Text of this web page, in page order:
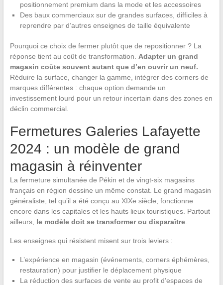
positionnement premium dans la mode et les accessoires
Des baux commerciaux sur de grandes surfaces, difficiles à
reprendre par d’autres enseignes de taille équivalente
Pourquoi ce choix de fermer plutôt que de repositionner ? La
réponse tient au coût de transformation. Adapter un grand
magasin coûte souvent autant que d’en ouvrir un neuf.
Réduire la surface, changer la gamme, intégrer des corners de
marques différentes : chaque option demande un
investissement lourd pour un retour incertain dans des zones en
déclin commercial.
Fermetures Galeries Lafayette
2024 : un modèle de grand
magasin à réinventer
La fermeture simultanée de Pékin et de vingt-six magasins
français en région dessine un même constat. Le grand magasin
généraliste, tel qu’il a été conçu au XIXe siècle, fonctionne
encore dans les capitales et les hauts lieux touristiques. Partout
ailleurs, le modèle doit se transformer ou disparaître.
Les enseignes qui résistent misent sur trois leviers :
L’expérience en magasin (événements, corners éphémères,
restauration) pour justifier le déplacement physique
La réduction des surfaces de vente au profit d’espaces de